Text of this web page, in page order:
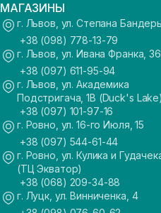
МАГАЗИНЫ
г. Львов, ул. Степана
+38 (098) 778-13-79
г. Львов, ул. Ивана Франка, 36
+38 (097) 611-95-94
г. Львов, ул. Академика
Подстригача, 1В (Duck's Lake)
+38 (097) 101-97-16
г. Ровно, ул. 16-го Июля, 15
+38 (097) 544-61-44
г. Ровно, ул. Кулика и
(ТЦ Экватор)
+38 (068) 209-34-88
г. Луцк, ул. Винниченка, 4